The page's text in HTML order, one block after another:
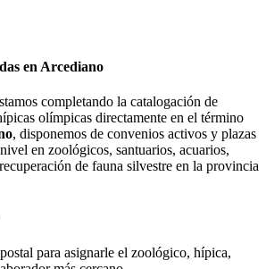
en Arcediano
completando la catalogación de
olímpicas directamente en el término
, disponemos de convenios activos y plazas
en zoológicos, santuarios, acuarios,
de fauna silvestre en la provincia
para asignarle el zoológico, hípica,